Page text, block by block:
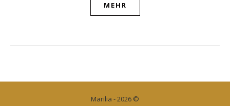
MEHR
Marilia - 2026 ©